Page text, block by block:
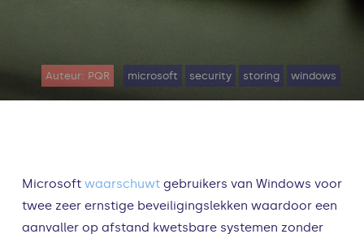
Auteur: PQR microsoft security storing windows
Microsoft waarschuwtgebruikers van Windows voor
twee zeer ernstige beveiligingslekken waardoor een
aanvaller op afstand kwetsbare systemen zonder